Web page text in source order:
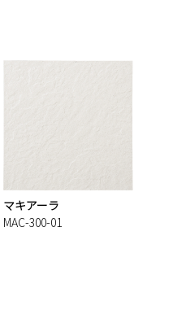
マキアーラ
MAC-300-01